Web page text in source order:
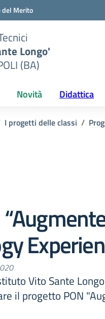
Merito
Longo'
(BA)
Novità Didattica
I progetti delle classi
Vito Sante
il progetto PON